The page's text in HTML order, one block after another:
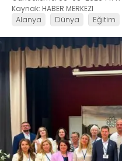
Kaynak: HABER MERKEZI
Alanya Dünya Eğitim